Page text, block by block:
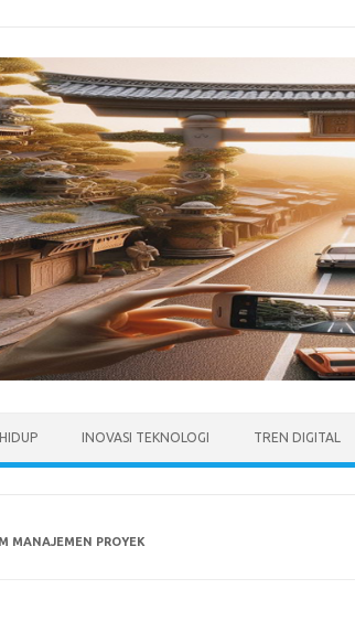
INOVASI TEKNOLOGI TREN DIGITAL
MANAJEMEN PROYEK